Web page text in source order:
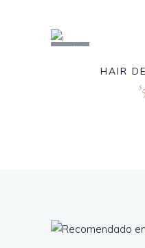
Sold
HAIR
$